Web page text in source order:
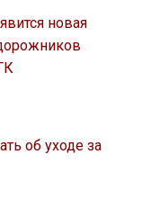
новая
об уходе за